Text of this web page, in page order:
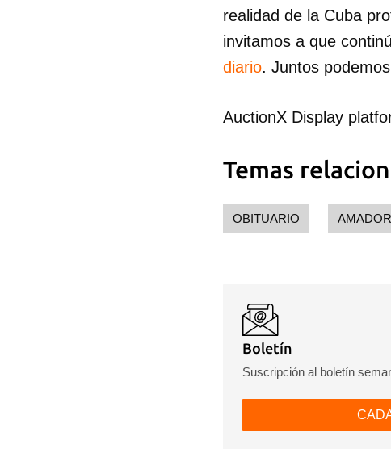
realidad de la Cuba
invitamos a que
diario. Juntos
AuctionX Display
Temas
OBITUARIO
Boletín
Suscripción al boletín